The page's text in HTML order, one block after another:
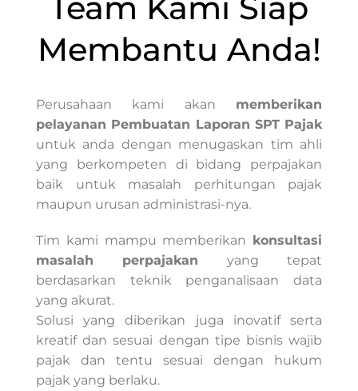
Team Kami Siap
Membantu Anda!
Perusahaan kami akan memberikan
pelayanan Pembuatan Laporan SPT Pajak
untuk anda dengan menugaskan tim ahli
yang berkompeten di bidang perpajakan
baik untuk masalah perhitungan pajak
maupun urusan administrasi-nya.
Tim kami mampu memberikan
konsultasi
masalah perpajakan yang tepat
berdasarkan teknik penganalisaan data
yang akurat.
Solusi yang diberikan juga inovatif serta
kreatif dan sesuai dengan tipe bisnis wajib
pajak dan tentu sesuai dengan hukum
pajak yang berlaku.